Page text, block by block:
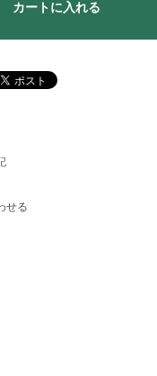
カートに入れる
せる